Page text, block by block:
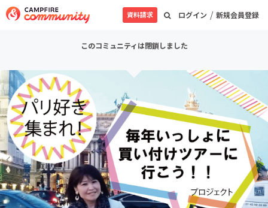
ログイン / 新規会員登録
資料請求
このコミュニティは閉鎖しました